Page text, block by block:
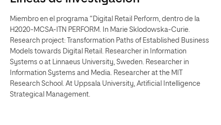
Miembro en el programa “Digital Retail Perform, dentro de la
H2020-MCSA-ITN PERFORM. In Marie Sklodowska-Curie.
Research project: Transformation Paths of Established Business
Models towards Digital Retail. Researcher in Information
Systems o at Linnaeus University, Sweden. Researcher in
Information Systems and Media. Researcher at the MIT
Research School. At Uppsala University, Artificial Intelligence
Strategical Management.